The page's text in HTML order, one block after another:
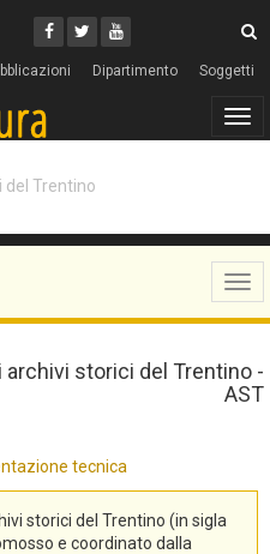
Facebook
Twitter
Youtube
Dipartimento Soggetti
del Trentino
storici del Trentino -
AST
tecnica
storici del Trentino (in sigla
e coordinato dalla